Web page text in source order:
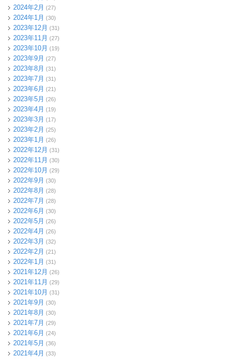
2024年2月 (27)
2024年1月 (30)
2023年12月 (31)
2023年11月 (27)
2023年10月 (19)
2023年9月 (27)
2023年8月 (31)
2023年7月 (31)
2023年6月 (21)
2023年5月 (26)
2023年4月 (19)
2023年3月 (17)
2023年2月 (25)
2023年1月 (26)
2022年12月 (31)
2022年11月 (30)
2022年10月 (29)
2022年9月 (30)
2022年8月 (28)
2022年7月 (28)
2022年6月 (30)
2022年5月 (26)
2022年4月 (26)
2022年3月 (32)
2022年2月 (21)
2022年1月 (31)
2021年12月 (26)
2021年11月 (29)
2021年10月 (31)
2021年9月 (30)
2021年8月 (30)
2021年7月 (29)
2021年6月 (24)
2021年5月 (36)
2021年4月 (33)